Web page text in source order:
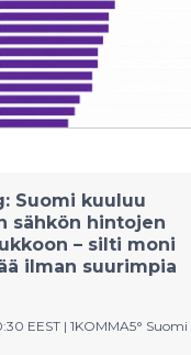
Suomi kuuluu
sähkön hintojen
– silti moni
ilman suurimpia
EEST | 1KOMMA5° Suomi